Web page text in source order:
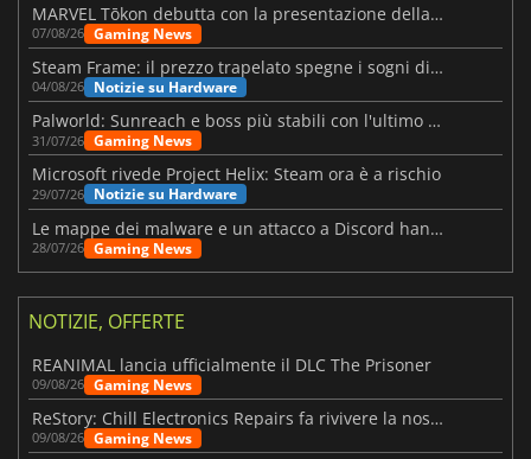
MARVEL Tōkon debutta con la presentazione della roadmap per il primo anno
07/08/26 Gaming News
Steam Frame: il prezzo trapelato spegne i sogni di un VR economico
04/08/26 Notizie su Hardware
Palworld: Sunreach e boss più stabili con l'ultimo update
31/07/26 Gaming News
Microsoft rivede Project Helix: Steam ora è a rischio
29/07/26 Notizie su Hardware
Le mappe dei malware e un attacco a Discord hanno colpito Meccha Chameleon
28/07/26 Gaming News
NOTIZIE, OFFERTE
REANIMAL lancia ufficialmente il DLC The Prisoner
09/08/26 Gaming News
ReStory: Chill Electronics Repairs fa rivivere la nostalgia degli anni 2000
09/08/26 Gaming News